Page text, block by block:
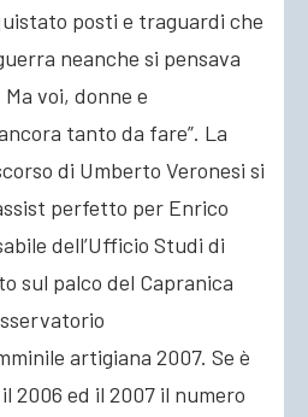
posti e traguardi che
neanche si pensava
voi, donne e
tanto da fare”. La
di Umberto Veronesi si
perfetto per Enrico
dell’Ufficio Studi di
sul palco del Capranica
artigiana 2007. Se è
2006 ed il 2007 il numero